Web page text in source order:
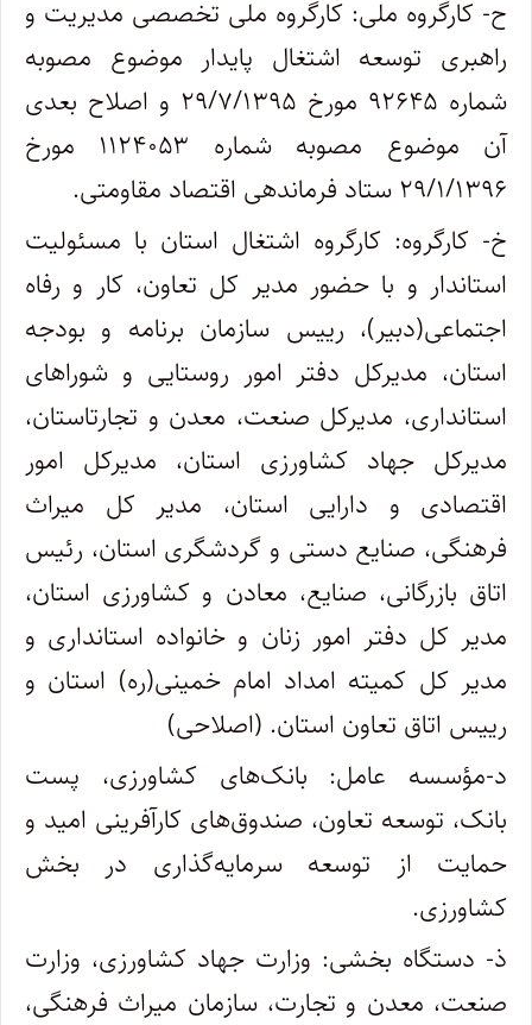
ح- کارگروه ملی: کارگروه ملی تخصصی مدیریت و
راهبری توسعه اشتغال پایدار موضوع مصوبه
شماره ۹۲۶۴۵ مورخ ۲۹/۷/۱۳۹۵ و اصلاح بعدی
آن موضوع مصوبه شماره ۱۱۲۴۰۵۳ مورخ
۲۹/۱/۱۳۹۶ ستاد فرماندهی اقتصاد مقاومتی.
خ- کارگروه: کارگروه اشتغال استان با مسئولیت
استاندار و با حضور مدیر کل تعاون، کار و رفاه
اجتماعی(دبیر)، رییس سازمان برنامه و بودجه
استان، مدیرکل دفتر امور روستایی و شوراهای
استانداری، مدیرکل صنعت، معدن و تجارتاستان،
مدیرکل جهاد کشاورزی استان، مدیرکل امور
اقتصادی و دارایی استان، مدیر کل میراث
فرهنگی، صنایع دستی و گردشگری استان، رئیس
اتاق بازرگانی، صنایع، معادن و کشاورزی استان،
مدیر کل دفتر امور زنان و خانواده استانداری و
مدیر کل کمیته امداد امام خمینی(ره) استان و
رییس اتاق تعاون استان. (اصلاحی)
د-مؤسسه عامل: بانک‌های کشاورزی، پست
بانک، توسعه تعاون، صندوق‌های کارآفرینی امید و
حمایت از توسعه سرمایه‌گذاری در بخش
کشاورزی.
ذ- دستگاه بخشی: وزارت جهاد کشاورزی، وزارت
صنعت، معدن و تجارت، سازمان میراث فرهنگی،